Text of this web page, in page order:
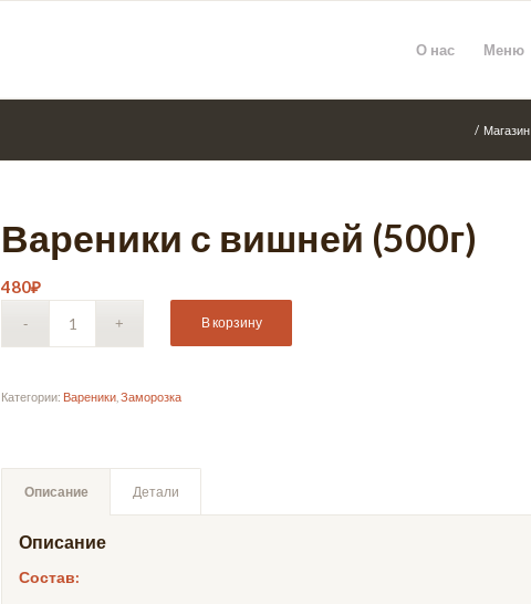
О нас Меню
/ Магазин
Вареники с вишней (500г)
480₽
В корзину
Категории: Вареники ,Заморозка
Описание Детали
Описание
Состав: